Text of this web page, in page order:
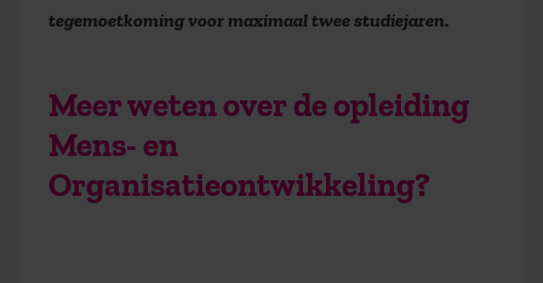
tegemoetkoming voor maximaal twee studiejaren.
Meer weten over de opleiding
Mens- en
Organisatieontwikkeling?